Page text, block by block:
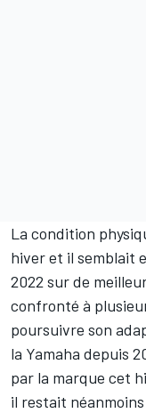
La condition
hiver et il semblait
2022 sur de
confronté à
poursuivre son
la Yamaha depuis
par la marque cet
il restait